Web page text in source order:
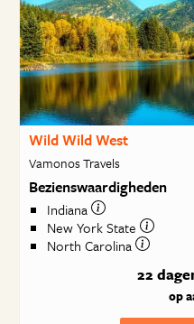
Wild Wild West
Vamonos Travels
Bezienswaardigheden
Indiana
New York State
North Carolina
22
op